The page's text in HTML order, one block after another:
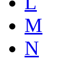
M
N